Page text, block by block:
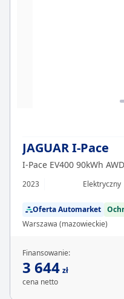
JAGUAR I-Pace
I-Pace EV400 90kWh
2023 Elektryczny
Oferta Automarket
Warszawa (mazowieckie)
Finansowanie:
3 644 zł
cena netto